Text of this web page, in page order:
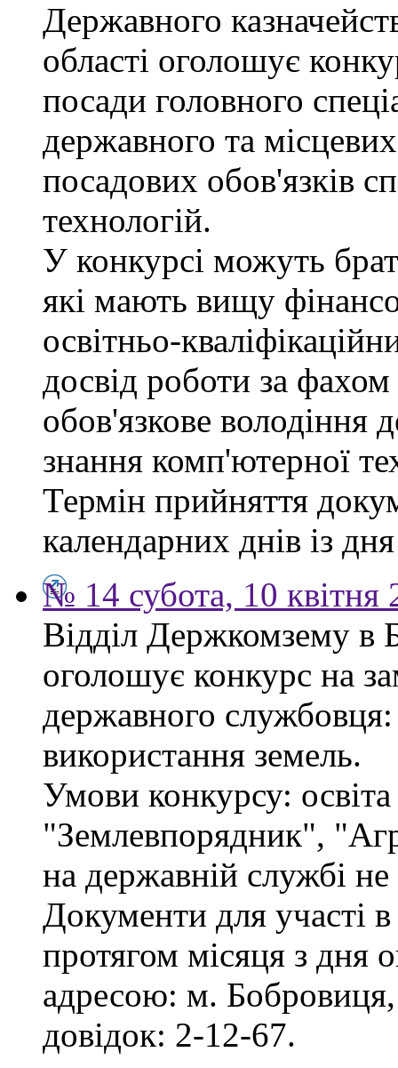
Державного
області оголошує
посади головного
державного та
посадових обов'язків
технологій.
У конкурсі можуть
які мають вищу
освітньо-
досвід роботи за
обов'язкове
знання комп'ютерної
Термін прийняття
календарних днів із
№ 14 субота, 10 квітня
Відділ Держкомзему в
оголошує конкурс на
державного службовця:
використання земель.
Умови конкурсу:
"Землевпорядник",
на державній службі
Документи для участі
протягом місяця з дня
адресою: м.
довідок: 2-12-67.